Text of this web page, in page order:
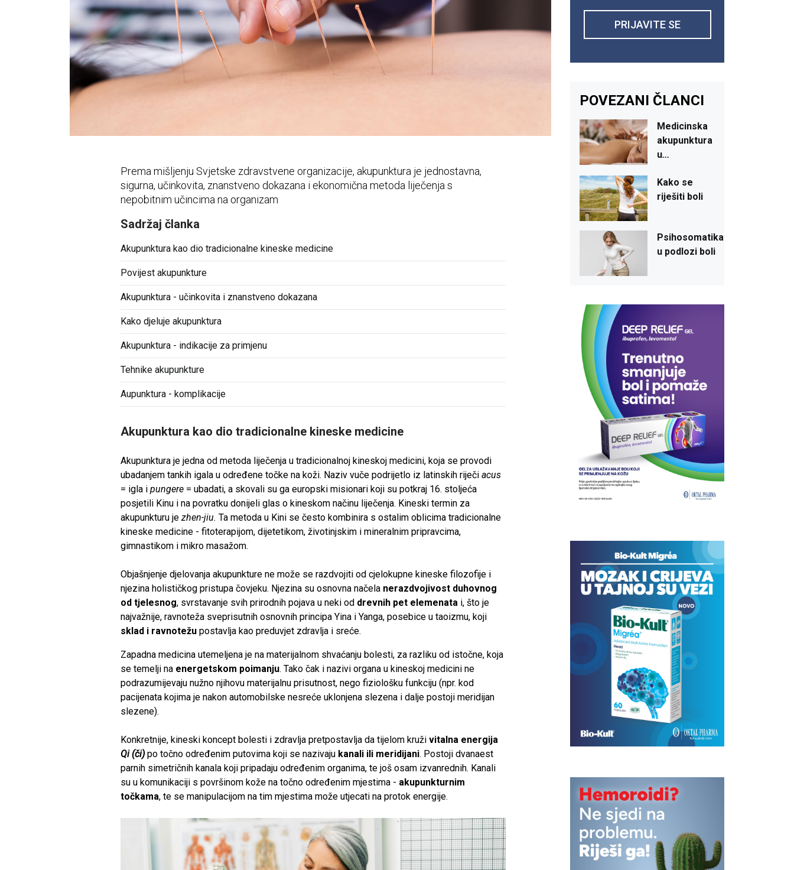
zdjelice
Vidni sustav
Opća medicina
Unutarnje bolesti
Uho - nos - grlo
Živčani i mentalni sustav
Prema mišljenju Svjetske zdravstvene organizacije, akupunktura je jednostavna,
sigurna, učinkovita, znanstveno dokazana i ekonomična metoda liječenja s
nepobitnim učincima na organizam
Sadržaj članka
Akupunktura kao dio tradicionalne kineske medicine
Povijest akupunkture
Akupunktura - učinkovita i znanstveno dokazana
Kako djeluje akupunktura
Akupunktura - indikacije za primjenu
Tehnike akupunkture
Aupunktura - komplikacije
Akupunktura kao dio tradicionalne kineske medicine
Akupunktura je jedna od metoda liječenja u tradicionalnoj kineskoj medicini, koja se provodi
ubadanjem tankih igala u određene točke na koži. Naziv vuče podrijetlo iz latinskih riječiacus
= igla ipungere = ubadati, a skovali su ga europski misionari koji su potkraj 16. stoljeća
posjetili Kinu i na povratku donijeli glas o kineskom načinu liječenja. Kineski termin za
akupunkturu jezhen-jiu. Ta metoda u Kini se često kombinira s ostalim oblicima tradicionalne
kineske medicine - fitoterapijom, dijetetikom, životinjskim i mineralnim pripravcima,
gimnastikom i mikro masažom.
Objašnjenje djelovanja akupunkture ne može se razdvojiti od cjelokupne kineske filozofije i
njezina holističkog pristupa čovjeku. Njezina su osnovna načela nerazdvojivost duhovnog
od tjelesnog, svrstavanje svih prirodnih pojava u neki od drevnih pet elemenata i, što je
najvažnije, ravnoteža sveprisutnih osnovnih principa Yina i Yanga, posebice u taoizmu, koji
sklad i ravnotežu postavlja kao preduvjet zdravlja i sreće.
Zapadna medicina utemeljena je na materijalnom shvaćanju bolesti, za razliku od istočne, koja
se temelji na energetskom poimanju. Tako čak i nazivi organa u kineskoj medicini ne
podrazumijevaju nužno njihovu materijalnu prisutnost, nego fiziološku funkciju (npr. kod
pacijenata kojima je nakon automobilske nesreće uklonjena slezena i dalje postoji meridijan
slezene).
Konkretnije, kineski koncept bolesti i zdravlja pretpostavlja da tijelom kruživitalna energija
Qi (či) po točno određenim putovima koji se nazivaju kanali ili meridijani. Postoji dvanaest
parnih simetričnih kanala koji pripadaju određenim organima, te još osam izvanrednih. Kanali
su u komunikaciji s površinom kože na točno određenim mjestima - akupunkturnim
točkama, te se manipulacijom na tim mjestima može utjecati na protok energije.
PRIJAVITE SE
POVEZANI ČLANCI
Medicinska
akupunktura
u...
Kako se
riješiti boli
Psihosomatika
u podlozi boli